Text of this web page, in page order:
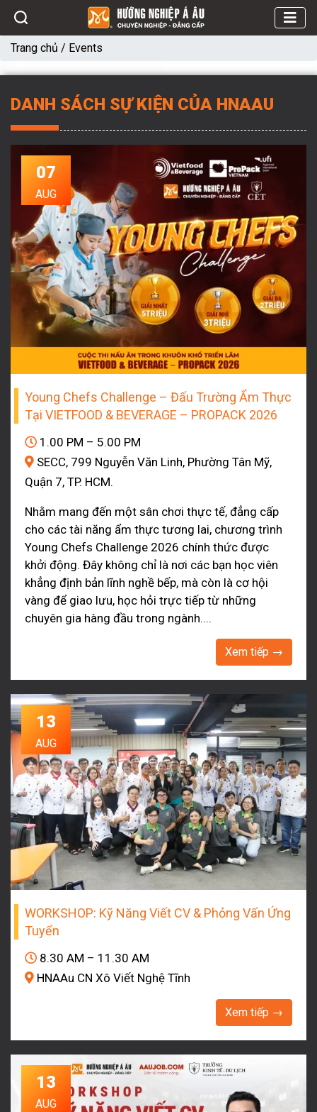
Trang chủ / Events
DANH SÁCH SỰ KIỆN CỦA HNAAU
07
AUG
Young Chefs Challenge – Đấu Trường Ẩm Thực
Tại VIETFOOD & BEVERAGE – PROPACK 2026
1.00 PM – 5.00 PM
SECC, 799 Nguyễn Văn Linh, Phường Tân Mỹ,
Quận 7, TP. HCM.
Nhằm mang đến một sân chơi thực tế, đẳng cấp
cho các tài năng ẩm thực tương lai, chương trình
Young Chefs Challenge 2026 chính thức được
khởi động. Đây không chỉ là nơi các bạn học viên
khẳng định bản lĩnh nghề bếp, mà còn là cơ hội
vàng để giao lưu, học hỏi trực tiếp từ những
chuyên gia hàng đầu trong ngành....
Xem tiếp →
13
AUG
WORKSHOP: Kỹ Năng Viết CV & Phỏng Vấn Ứng
Tuyển
8.30 AM – 11.30 AM
HNAAu CN Xô Viết Nghệ Tĩnh
Xem tiếp →
13
AUG